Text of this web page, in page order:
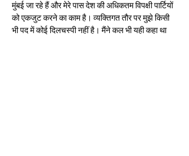
मुंबई जा रहे हैं और मेरे पास देश की अधिकतम विपक्षी पार्टियों
को एकजुट करने का काम है। व्यक्तिगत तौर पर मुझे किसी
भी पद में कोई दिलचस्पी नहीं है। मैंने कल भी यही कहा था